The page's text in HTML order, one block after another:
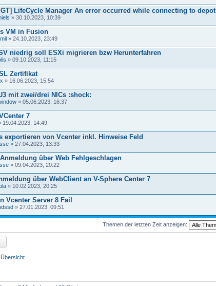
LifeCycle Manager An error occurred while connecting to depot
» 30.10.2023, 10:39
VM in Fusion
» 24.10.2023, 23:49
niedrig soll ESXi migrieren bzw Herunterfahren
» 09.10.2023, 11:15
Zertifikat
» 16.06.2023, 15:54
mit zwei/drei NICs :shock:
» 05.06.2023, 16:37
7
19.04.2023, 14:49
exportieren von Vcenter inkl. Hinweise Feld
» 27.04.2023, 13:33
über Web Fehlgeschlagen
» 09.04.2023, 20:22
über WebClient an V-Sphere Center 7
» 10.02.2023, 20:25
Vcenter Server 8 Fail
» 27.01.2023, 09:51
Themen der letzten Zeit anzeigen: